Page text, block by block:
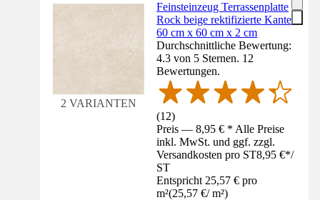
2 VARIANTEN
Feinsteinzeug Terrassenplatte
Rock beige rektifizierte Kante
60 cm x 60 cm x 2 cm
Durchschnittliche Bewertung:
4.3 von 5 Sternen. 12
Bewertungen.
(12)
Preis — 8,95 € * Alle Preise
inkl. MwSt. und ggf. zzgl.
Versandkosten pro ST8,95 €*/
ST
Entspricht 25,57 € pro
m²(25,57 €/ m²)